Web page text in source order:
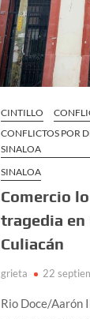
CINTILLO
CONFLICTOS POR
SINALOA
SINALOA
Comercio
tragedia en
Culiacán
grieta 22
Rio Doce/Aarón